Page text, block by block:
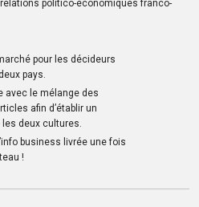
politico-économiques franco-
pour les décideurs
pays.
avec le mélange des
afin d’établir un
deux cultures.
business livrée une fois
!